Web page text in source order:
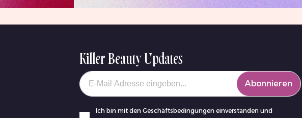
Killer Beauty Updates
Your email
Abonnieren
Ich bin mit den Geschäftsbedingungen einverstanden und